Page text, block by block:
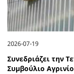
2026-07-19
Συνεδριάζει την
Συμβούλιο